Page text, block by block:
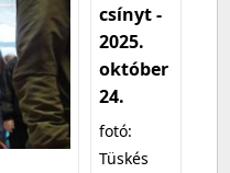
csínyt -
2025.
október
24.
fotó:
Tüskés